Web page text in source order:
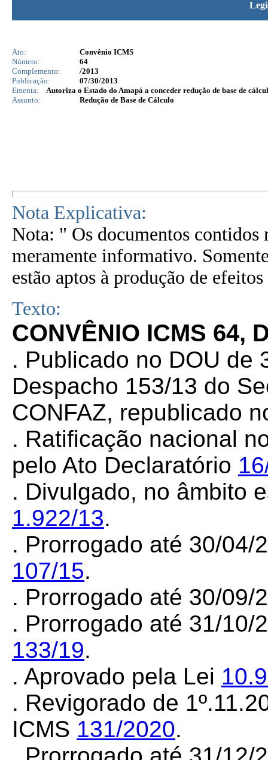
Ato:
Convênio ICMS
Número:
64
Complemento:
/2013
Publicação:
07/30/2013
Ementa:
Autoriza o Estado do Amapá a conceder redução de base de
Assunto:
Redução de Base de Cálculo
Nota Explicativa:
Nota: " Os documentos contidos
meramente informativo.
estão aptos à produção de
Texto:
CONVÊNIO ICMS 64,
. Publicado no DOU de
Despacho 153/13 do
CONFAZ, republicado
. Ratificação nacional
pelo Ato Declaratório
. Divulgado, no âmbito
1.922/13.
. Prorrogado até 30/04/
107/15.
. Prorrogado até 30/
. Prorrogado até 31/10/
133/19.
. Aprovado pela Lei
. Revigorado de
ICMS 131/2020.